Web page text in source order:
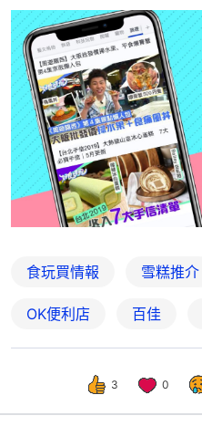
食玩買情報 雪糕推介
OK便利店 百佳
3 0